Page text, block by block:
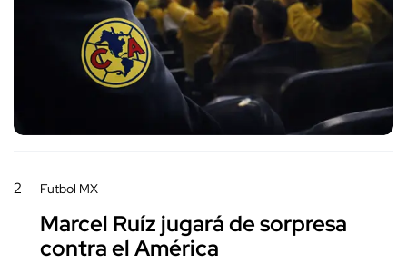
2 Futbol MX
Marcel Ruíz jugará de sorpresa
contra el América